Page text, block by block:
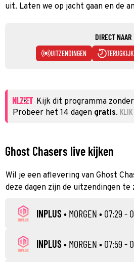
uit. Laten we op jacht gaan en de
DIRECT NAAR
UITZENDINGEN
Kijk dit programma
Probeer het 14 dagen gratis.
Ghost Chasers live kijken
Wil je een aflevering van Ghost
deze dagen zijn de uitzendingen te
INPLUS • MORGEN • 07:29 -
INPLUS • MORGEN • 07:59 -